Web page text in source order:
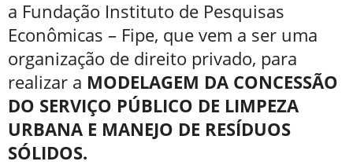
a Fundação Instituto de Pesquisas
Econômicas – Fipe, que vem a ser uma
organização de direito privado, para
realizar a MODELAGEM DA CONCESSÃO
DO SERVIÇO PÚBLICO DE LIMPEZA
URBANA E MANEJO DE RESÍDUOS
SÓLIDOS.